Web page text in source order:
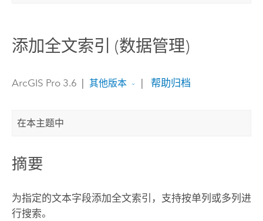
添加全文索引 (数据管理)
ArcGIS Pro 3.6 其他版本 帮助归档
在本主题中
摘要
为指定的文本字段添加全文索引，支持按单列或多列进
行搜索。